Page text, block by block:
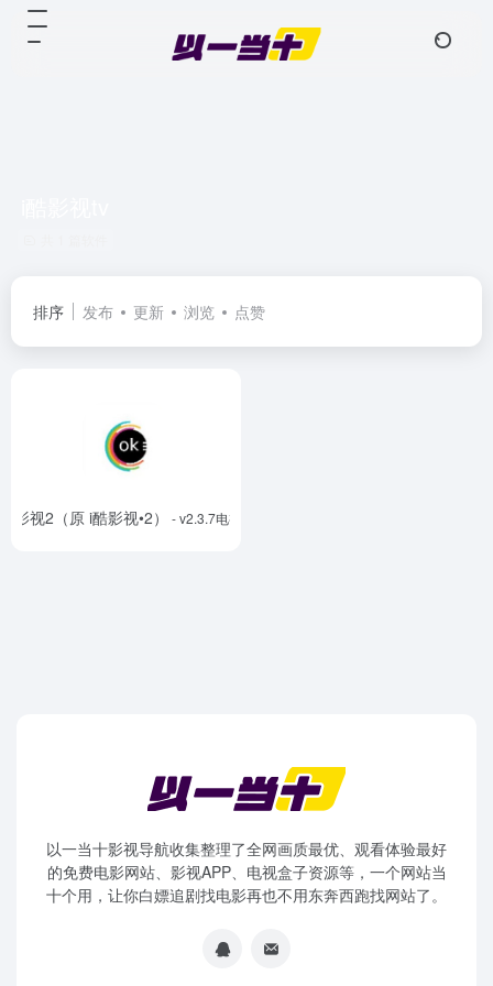
排序 发布 更新 浏览 点赞
影视2（原 i酷影视•2） - v2.3.7电视版
以一当十影视导航收集整理了全网画质最优、观看体验最好
的免费电影网站、影视APP、电视盒子资源等，一个网站当
十个用，让你白嫖追剧找电影再也不用东奔西跑找网站了。